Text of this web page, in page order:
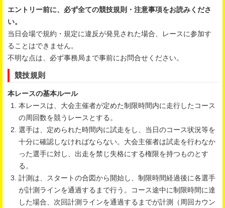
エントリー前に、必ず全ての競技規則・注意事項をお読みくださ
い。
当日会場で規約・規定に違反が発見された場合、レースに参加す
ることはできません。
不明な点は、必ず事務局まで事前にお問合せください。
競技規則
本レースの基本ルール
本レースは、大会主催者が定めた制限時間内に走行したコース
の周回数を競うレースとする。
選手は、定められた時間内に試走をし、当日のコース状況等を
十分に確認しなければならない。大会主催者は試走を行わなか
った選手に対し、出走を禁じ失格にする権限を持つものとす
る。
計測は、スタートの合図から開始し、制限時間経過後に各選手
が計測ラインを通過するまで行う。コース途中に制限時間に達
した場合、次回計測ラインを通過するまでが計測（周回カウン